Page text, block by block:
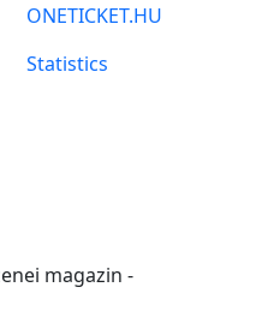
ONETICKET.HU
Statistics
magazin -